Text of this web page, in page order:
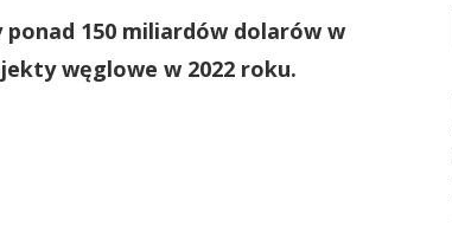
ponad 150 miliardów dolarów w
węglowe w 2022 roku.